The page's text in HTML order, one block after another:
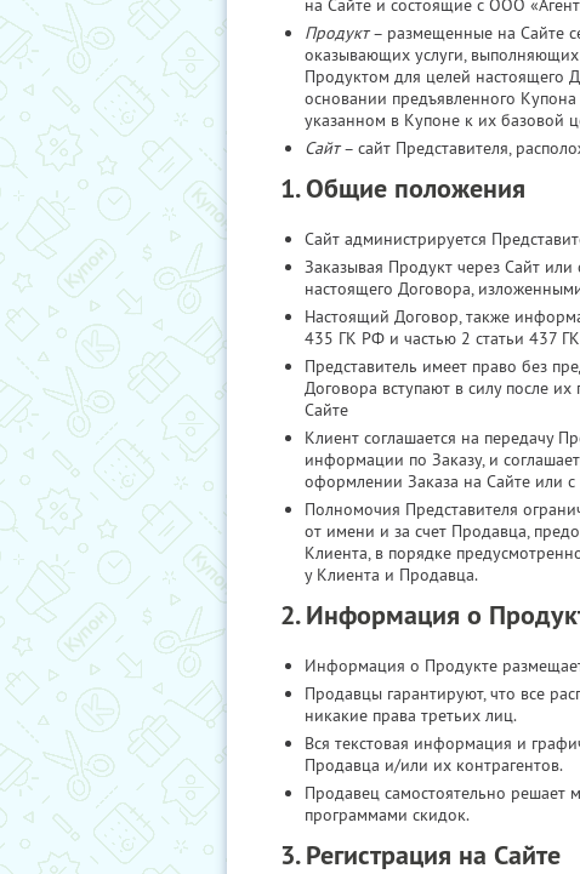
на Сайте и состоящие с ООО
Продукт– размещенные на Сайте
оказывающих услуги,
Продуктом для целей настоящего
основании предъявленного
указанном в Купоне к их базовой
Сайт– сайт Представителя,
1. Общие положения
Сайт администрируется
Заказывая Продукт через Сайт
настоящего Договора,
Настоящий Договор, также
435 ГК РФ и частью 2 статьи 437
Представитель имеет право без
Договора вступают в силу после
Сайте
Клиент соглашается на передачу
информации по Заказу, и
оформлении Заказа на Сайте или
Полномочия Представителя
от имени и за счет Продавца,
Клиента, в порядке
у Клиента и Продавца.
2. Информация о
Информация о Продукте
Продавцы гарантируют, что все
никакие права третьих лиц.
Вся текстовая информация и
Продавца и/или их контрагентов.
Продавец самостоятельно решает
программами скидок.
3. Регистрация на Сайте